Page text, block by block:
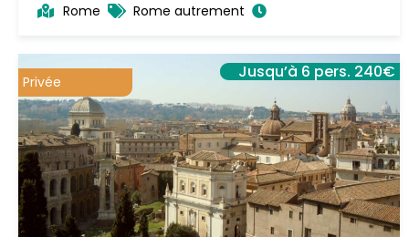
Rome Rome autrement
Jusqu’à 6 pers. 240€
Privée